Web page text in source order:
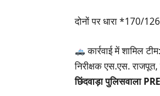
दोनों पर धारा *170/
कार्रवाई में शामिल टीम:
निरीक्षक एस.एस.
छिंदवाड़ा पुलिसवाला